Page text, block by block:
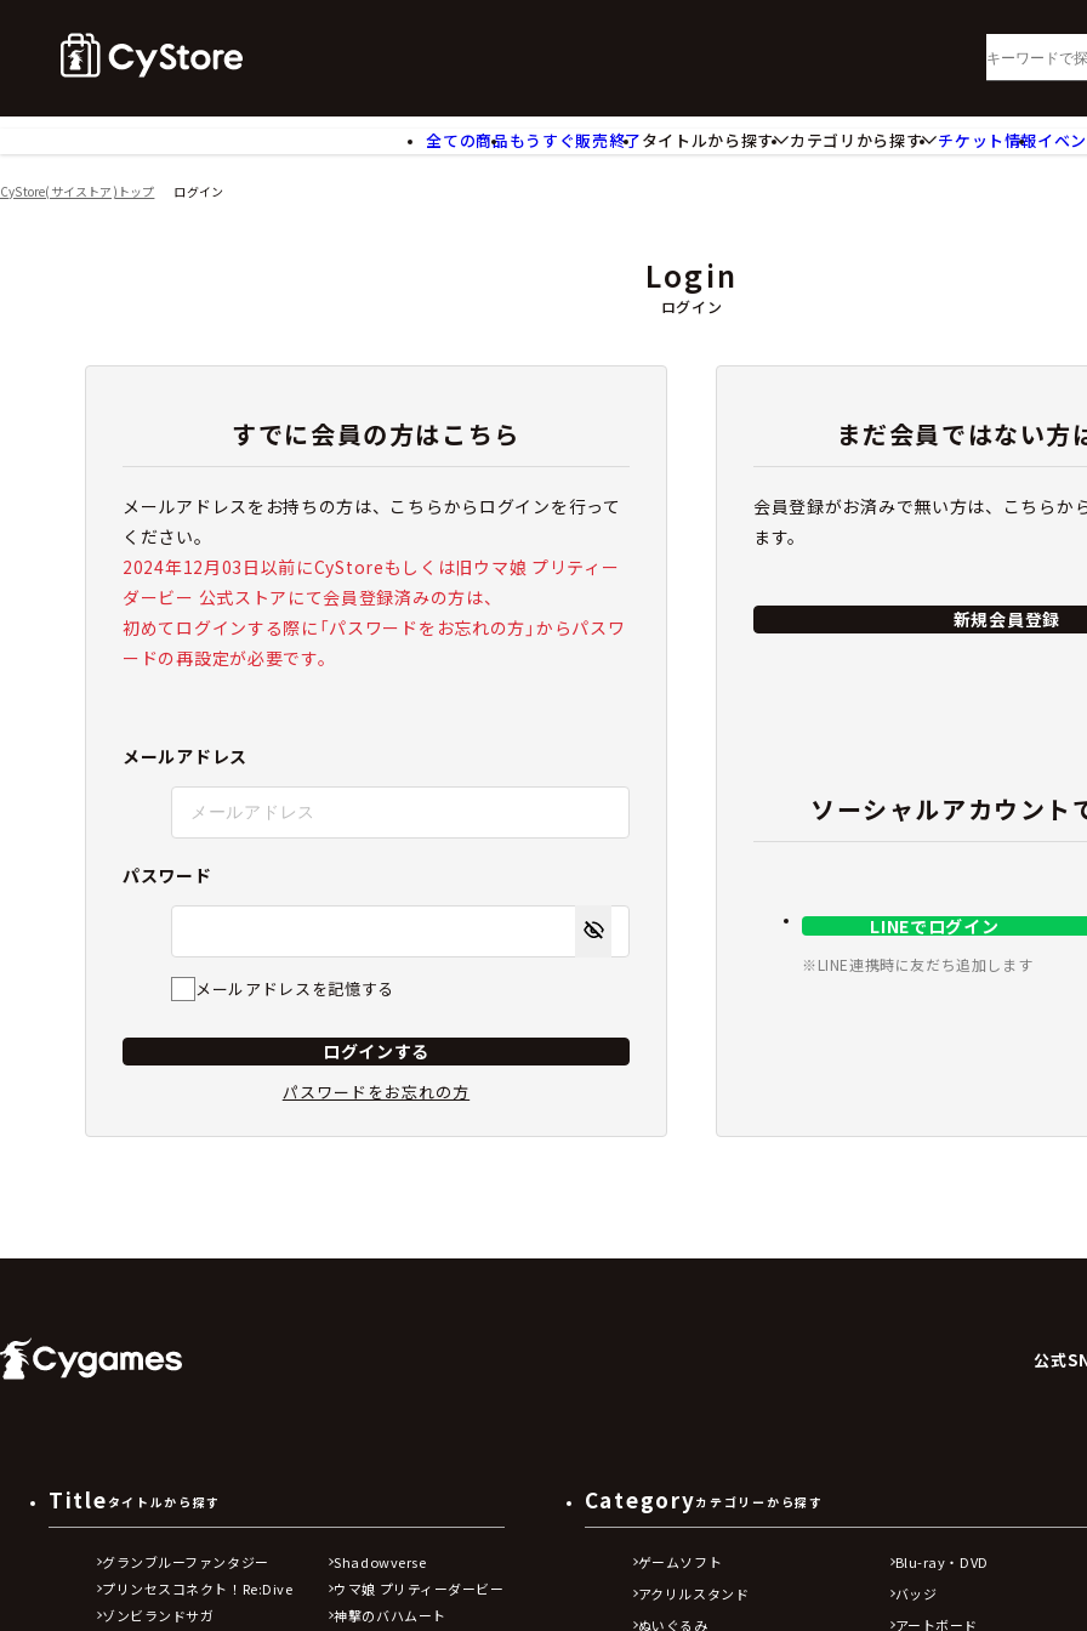
全ての商品もうすぐ販売終了タイトルから探す
カテゴリから探す
アクリルスタンド
ブレードホルダー
文具
書籍 コミック・小説
チケット情報イベ
CyStore(サイストア)トップ ログイン
ログイン
Login
すでに会員の方はこちら
メールアドレスをお持ちの方は、こちらからログインを行って
ください。
2024年12月03日以前にCyStoreもしくは旧ウマ娘 プリティー
ダービー 公式ストアにて会員登録済みの方は、
初めてログインする際に「パスワードをお忘れの方」からパスワ
ードの再設定が必要です。
メールアドレス
パスワード
メールアドレスを記憶する
ログインする
パスワードをお忘れの方
まだ会員ではない方
会員登録がお済みで無い方は、こちらか
ます。
新規会員登録
ソーシャルアカウント
LINEでログイン
※LINE連携時に友だち追加します
公式
Title タイトルから探す
グランブルーファンタジー
Shadowverse
プリンセスコネクト！Re:Dive
ウマ娘 プリティーダービー
ゾンビランドサガ
神撃のバハムート
Categoryカテゴリーから探す
ゲームソフト Blu-ray・DVD
アクリルスタンド
バッジ
ぬいぐるみ
アートボード